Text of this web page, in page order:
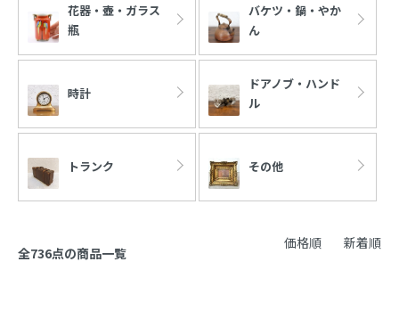
花器・壺・ガラス
瓶
バケツ・鍋・やか
ん
時計
ドアノブ・ハンド
ル
トランク その他
全736点の商品一覧
価格順 新着順